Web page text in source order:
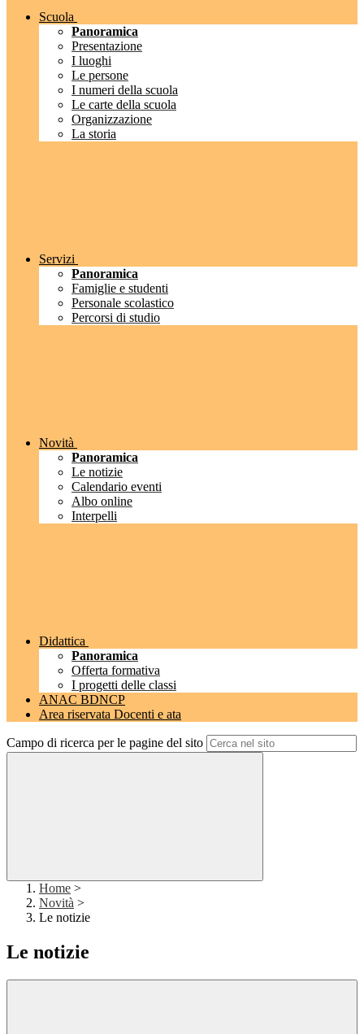
Scuola
Panoramica
Presentazione
I luoghi
Le persone
I numeri della scuola
Le carte della scuola
Organizzazione
La storia
Servizi
Panoramica
Famiglie e studenti
Personale scolastico
Percorsi di studio
Novità
Panoramica
Le notizie
Calendario eventi
Albo online
Interpelli
Didattica
Panoramica
Offerta formativa
I progetti delle classi
ANAC BDNCP
Area riservata Docenti e ata
Campo di ricerca per le pagine del sito
Home >
Novità >
Le notizie
Le notizie